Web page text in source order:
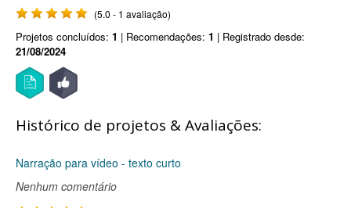
(5.0 - 1 avaliação)
Projetos concluídos: 1 | Recomendações: 1 | Registrado desde:
21/08/2024
Histórico de projetos & Avaliações:
Narração para vídeo - texto curto
Nenhum comentário